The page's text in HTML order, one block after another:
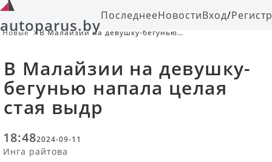
autoparus.byПоследнееНовостиВход/
Новые
В Малайзии на девушку-бегунью
В Малайзии на девушку-
бегунью напала целая
стая выдр
18:482024-09-11
Инга райтова